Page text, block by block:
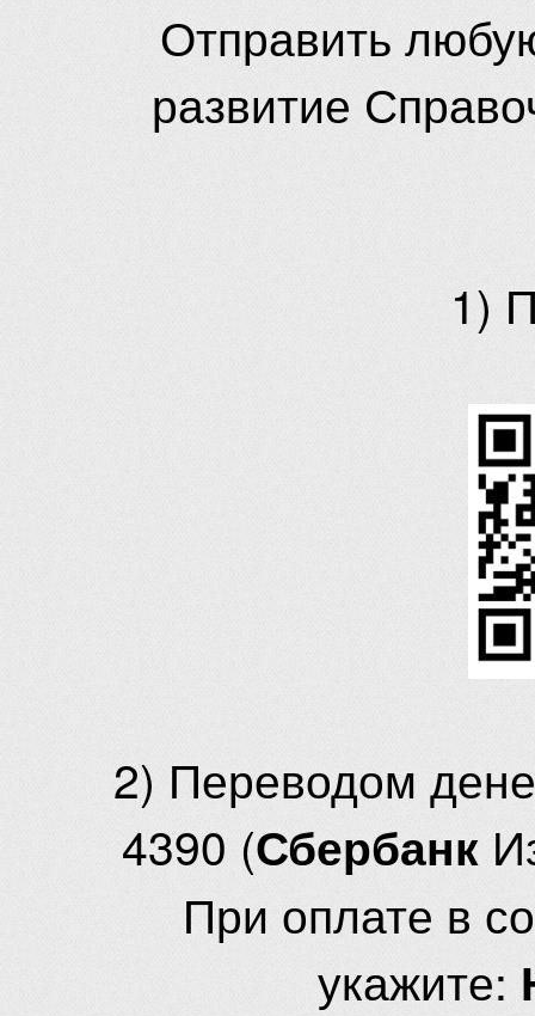
Отправить
развитие
1)
2) Переводом
4390 (Сбербанк
При оплате в
укажите: